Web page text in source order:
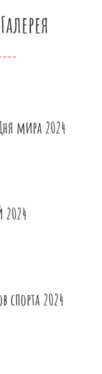
мира 2024
2024
спорта 2024